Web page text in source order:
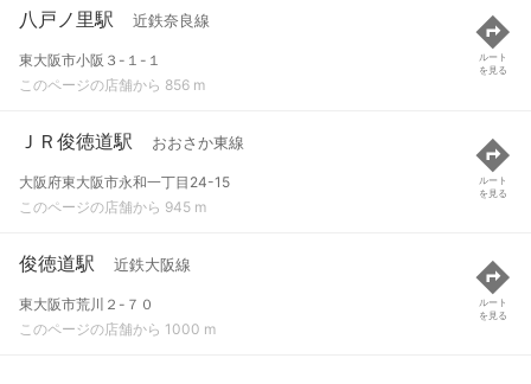
八戸ノ里駅 近鉄奈良線
東大阪市小阪３-１-１
このページの店舗から 856 m
ルート
を見る
ＪＲ俊徳道駅 おおさか東線
大阪府東大阪市永和一丁目24-15
このページの店舗から 945 m
ルート
を見る
俊徳道駅 近鉄大阪線
東大阪市荒川２-７０
このページの店舗から 1000 m
ルート
を見る